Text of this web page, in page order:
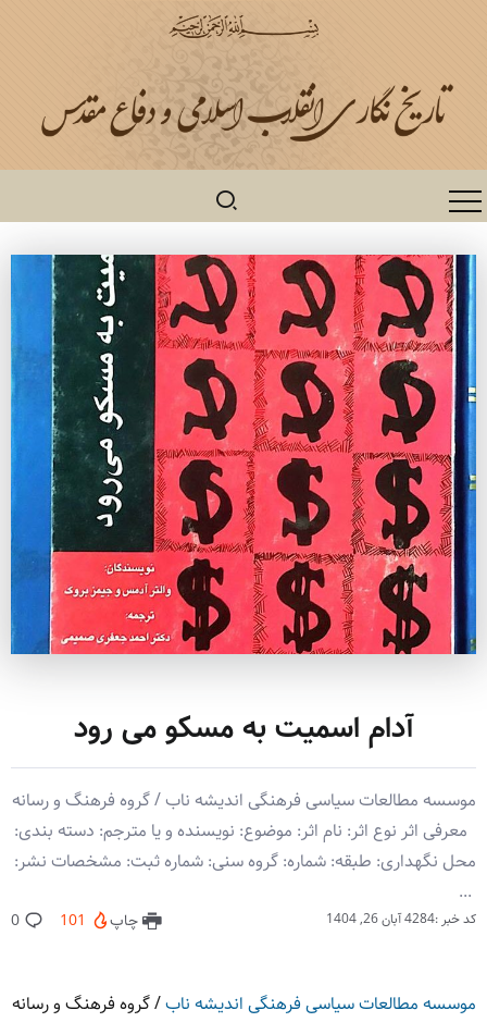
آدام اسمیت به مسکو می رود
موسسه مطالعات سیاسی فرهنگی اندیشه ناب / گروه فرهنگ و رسانه
معرفی اثر نوع اثر: نام اثر: موضوع: نویسنده و یا مترجم: دسته بندی:
محل نگهداری: طبقه: شماره: گروه سنی: شماره ثبت: مشخصات نشر:
‏‫ ‏‬...
کد خبر :4284 آبان 26, 1404 چاپ 101
0
موسسه مطالعات سیاسی فرهنگی اندیشه ناب/گروه فرهنگ و رسانه